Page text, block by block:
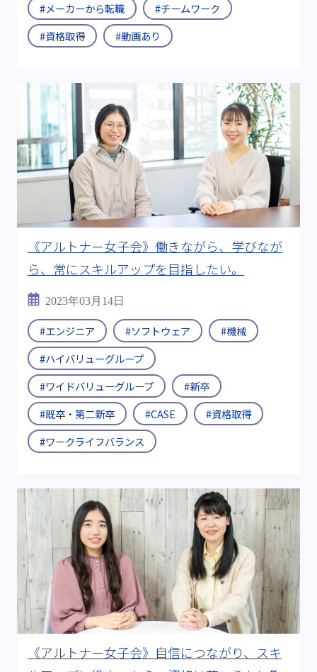
#メーカーから転職
#チームワーク
#資格取得
#動画あり
《アルトナー女子会》働きながら、学びなが
ら、常にスキルアップを目指したい。
2023年03月14日
#エンジニア #ソフトウェア
#機械
#ハイバリューグループ
#ワイドバリューグループ
#新卒
#既卒・第二新卒
#CASE
#資格取得
#ワークライフバランス
《アルトナー女子会》自信につながり、スキ